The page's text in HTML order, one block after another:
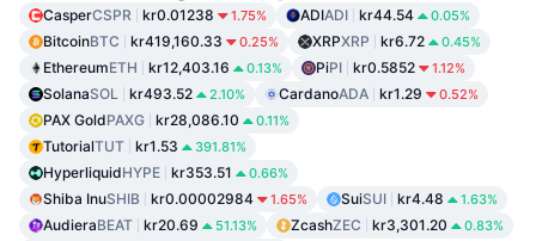
CasperCSPR kr0.01238 1.75% ADIADI kr44.54 0.05%
BitcoinBTC kr419,160.33 0.25% XRPXRP kr6.72 0.45%
EthereumETH kr12,403.16 0.13% PiPI kr0.5852 1.12%
SolanaSOL kr493.52 2.10% CardanoADA kr1.29 0.52%
PAX GoldPAXG kr28,086.10 0.11%
TutorialTUT kr1.53 391.81%
HyperliquidHYPE kr353.51 0.66%
Shiba InuSHIB kr0.00002984 1.65% SuiSUI kr4.48 1.63%
AudieraBEAT kr20.69 51.13% ZcashZEC kr3,301.20 0.83%